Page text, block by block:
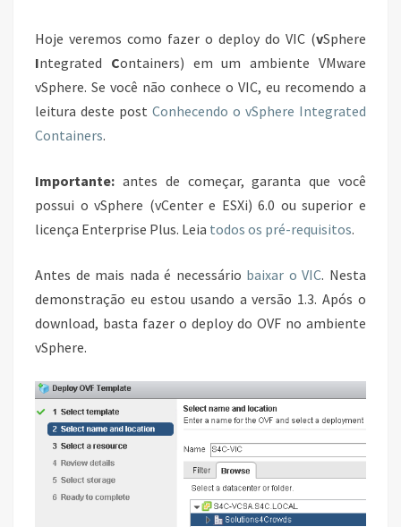
Hoje veremos como fazer o deploy do VIC (vSphere
Integrated Containers) em um ambiente VMware
vSphere. Se você não conhece o VIC, eu recomendo a
leitura deste post Conhecendo o vSphere Integrated
Containers.
Importante: antes de começar, garanta que você
possui ovSphere (vCenter e ESXi) 6.0 ou superior e
licença Enterprise Plus. Leia todos os pré-requisitos.
Antes de mais nada é necessário baixar o VIC. Nesta
demonstração eu estou usando a versão 1.3. Após o
download, basta fazer o deploy do OVF no ambiente
vSphere.